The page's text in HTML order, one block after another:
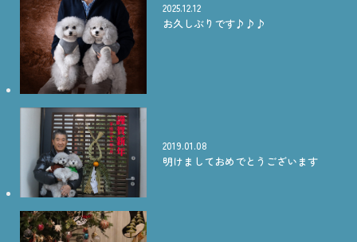
2025.12.12
お久しぶりです♪♪♪
2019.01.08
明けましておめでとうございます